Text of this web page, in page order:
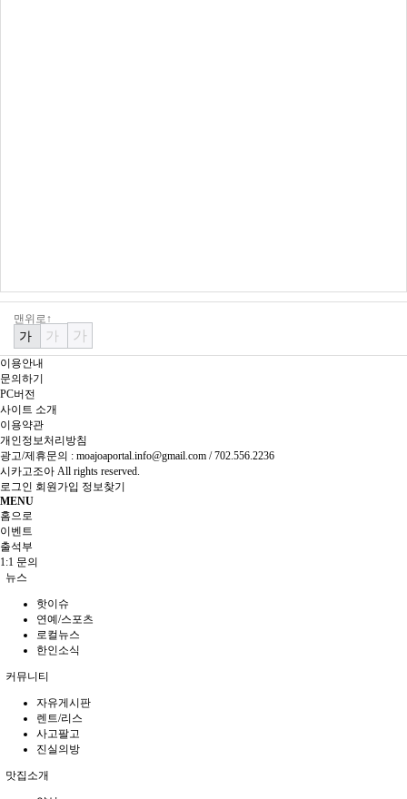
맨위로↑
가 가 가
이용안내
문의하기
PC버전
사이트 소개
이용약관
개인정보처리방침
광고/제휴문의 : moajoaportal.info@gmail.com / 702.556.2236
시카고조아 All rights reserved.
로그인 회원가입 정보찾기
MENU
홈으로
이벤트
출석부
1:1 문의
뉴스
핫이슈
연예/스포츠
로컬뉴스
한인소식
커뮤니티
자유게시판
렌트/리스
사고팔고
진실의방
맛집소개